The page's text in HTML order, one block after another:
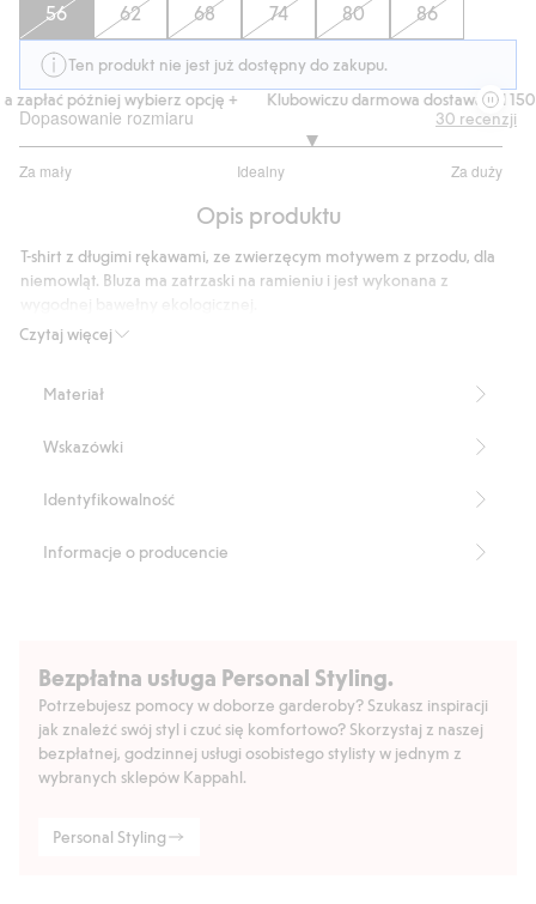
56 62 68 74 80 86
Ten produkt nie jest już dostępny do zakupu.
później wybierz opcję +
Klubowiczu darmowa dostawa od 150 zł
Dopasowanie rozmiaru
Za mały Idealny Za duży
na
24
głosów
30 recenzji
Opis produktu
Czytaj więcej
T-shirt z długimi rękawami, ze zwierzęcym motywem z przodu, dla
niemowląt. Bluza ma zatrzaski na ramieniu i jest wykonana z
Produkt zawiera 100% bawełny ekologicznej.
Materiał
Wskazówki
Identyfikowalność
Informacje o producencie
Bezpłatna usługa Personal Styling.
Potrzebujesz pomocy w doborze garderoby? Szukasz inspiracji
jak znaleźć swój styl i czuć się komfortowo? Skorzystaj z naszej
bezpłatnej, godzinnej usługi osobistego stylisty w jednym z
wybranych sklepów Kappahl.
Personal Styling